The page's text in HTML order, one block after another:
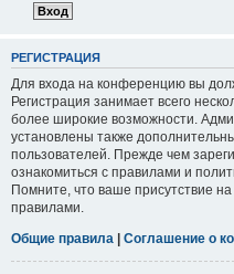
РЕГИСТРАЦИЯ
Для входа на конференцию вы
Регистрация занимает всего
более широкие возможности.
установлены также
пользователей. Прежде чем
ознакомиться с правилами и
Помните, что ваше присутствие
правилами.
Общие правила | Соглашение о